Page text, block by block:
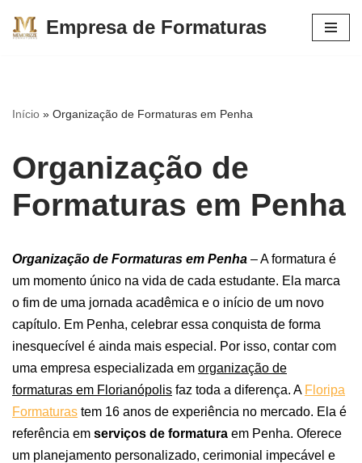
conteúdo
Empresa de Formaturas
Início » Organização de Formaturas em Penha
Organização de
Formaturas em Penha
Organização de Formaturas em Penha – A formatura é
um momento único na vida de cada estudante. Ela marca
o fim de uma jornada acadêmica e o início de um novo
capítulo. Em Penha, celebrar essa conquista de forma
inesquecível é ainda mais especial. Por isso, contar com
uma empresa especializada em organização de
formaturas em Florianópolis faz toda a diferença. A Floripa
Formaturas tem 16 anos de experiência no mercado. Ela é
referência em serviços de formatura em Penha. Oferece
um planejamento personalizado, cerimonial impecável e